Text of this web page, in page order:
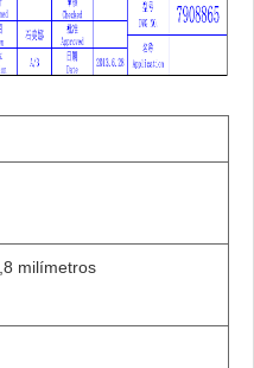
milímetros